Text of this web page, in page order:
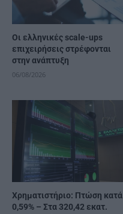
Οι ελληνικές scale-ups
επιχειρήσεις στρέφονται
στην ανάπτυξη
06/08/2026
Χρηματιστήριο: Πτώση κατά
0,59% – Στα 320,42 εκατ.